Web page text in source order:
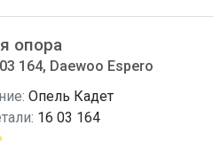
опора
164, Daewoo Espero
Опель Кадет
16 03 164